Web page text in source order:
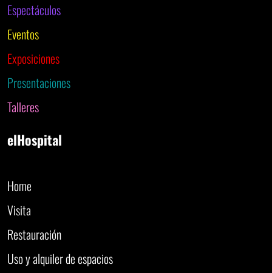
Espectáculos
Eventos
Exposiciones
Presentaciones
Talleres
elHospital
Home
Visita
Restauración
Uso y alquiler de espacios